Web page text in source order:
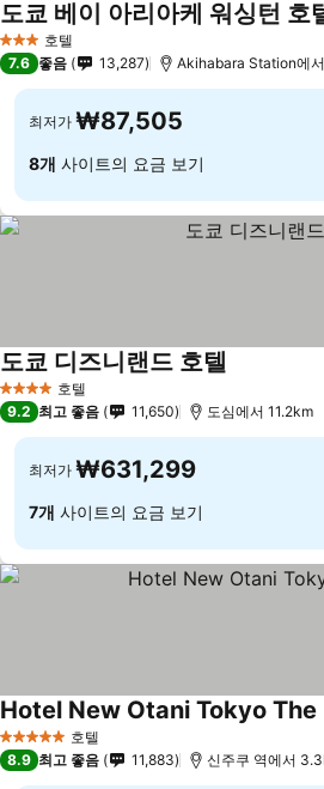
3 성급 호텔
도쿄 베이 아리아케 워싱턴 호
7.6 좋음 13,287 Akihabara Station에
최저가 ₩87,505
8개 사이트의 요금 보기
4 성급 호텔
도쿄 디즈니랜드 호텔
9.2 최고 좋음 11,650 도심에서 11.2km
최저가 ₩631,299
7개 사이트의 요금 보기
5 성급 호텔
Hotel New Otani Tokyo The
8.9 최고 좋음 11,883 신주쿠 역에서